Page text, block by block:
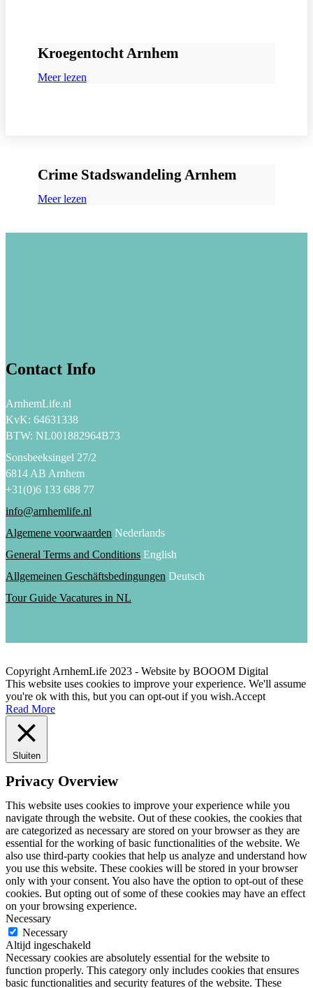
Kroegentocht Arnhem
Meer lezen
Crime Stadswandeling Arnhem
Meer lezen
Contact Info
ArnhemLife.nl
KvK: 64631338
BTW: NL001882964B73
Sonsbeeksingel 27/2
6814 AB Arnhem
+31(0)6 133 688 77
info@arnhemlife.nl
Algemene voorwaarden Nederlands
General Terms and Conditions English
Allgemeinen Geschäftsbedingungen Deutsch
Tour Guide Vacatures in NL
Copyright ArnhemLife 2023 - Website by BOOOM Digital
This website uses cookies to improve your experience. We'll assume
you're ok with this, but you can opt-out if you wish.Accept
Read More
Sluiten
Privacy Overview
This website uses cookies to improve your experience while you
navigate through the website. Out of these cookies, the cookies that
are categorized as necessary are stored on your browser as they are
essential for the working of basic functionalities of the website. We
also use third-party cookies that help us analyze and understand how
you use this website. These cookies will be stored in your browser
only with your consent. You also have the option to opt-out of these
cookies. But opting out of some of these cookies may have an effect
on your browsing experience.
Necessary
Necessary
Altijd ingeschakeld
Necessary cookies are absolutely essential for the website to
function properly. This category only includes cookies that ensures
basic functionalities and security features of the website. These